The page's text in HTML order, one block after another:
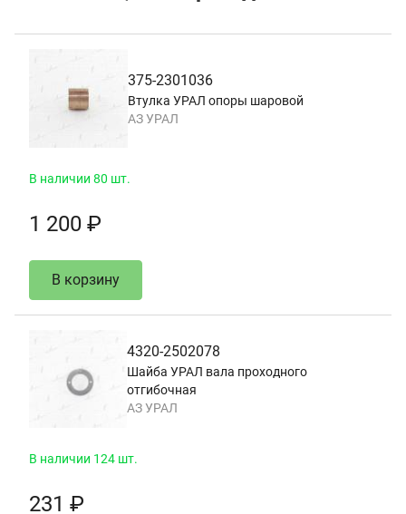
375-2301036
Втулка УРАЛ опоры шаровой
АЗ УРАЛ
В наличии 80 шт.
1 200 ₽
В корзину
4320-2502078
Шайба УРАЛ вала проходного
отгибочная
АЗ УРАЛ
В наличии 124 шт.
231 ₽